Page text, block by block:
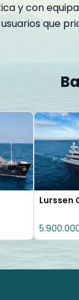
y con
que
Lurssen